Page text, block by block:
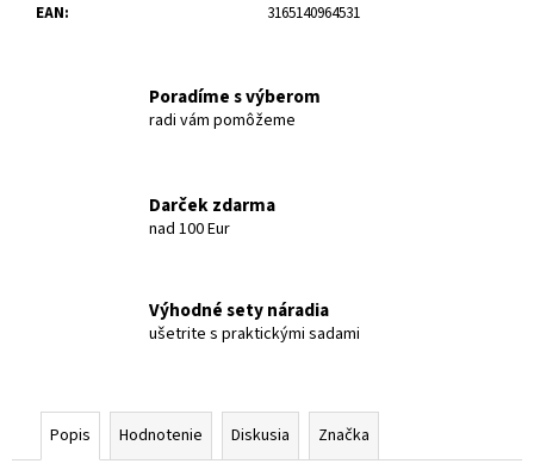
EAN: 3165140964531
Poradíme s výberom
radi vám pomôžeme
Darček zdarma
nad 100 Eur
Výhodné sety náradia
ušetrite s praktickými sadami
Popis Hodnotenie Diskusia Značka